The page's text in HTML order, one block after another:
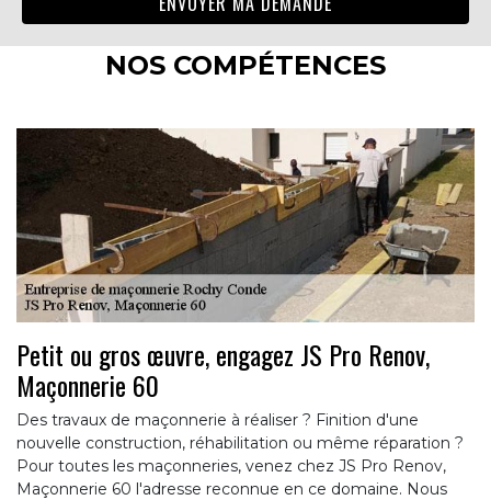
NOS COMPÉTENCES
Petit ou gros œuvre, engagez JS Pro Renov,
Maçonnerie 60
Des travaux de maçonnerie à réaliser ? Finition d'une
nouvelle construction, réhabilitation ou même réparation ?
Pour toutes les maçonneries, venez chez JS Pro Renov,
Maçonnerie 60 l'adresse reconnue en ce domaine. Nous